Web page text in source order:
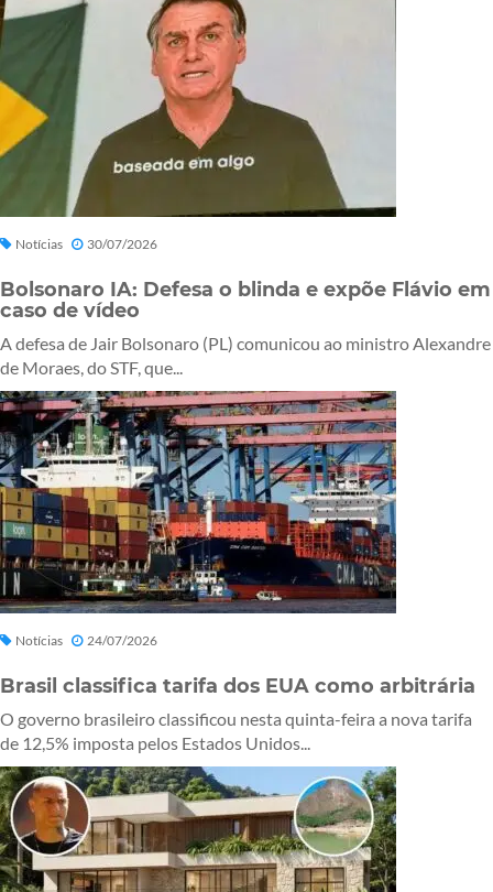
Notícias 30/07/2026
Bolsonaro IA: Defesa o blinda e expõe Flávio em
caso de vídeo
A defesa de Jair Bolsonaro (PL) comunicou ao ministro Alexandre
de Moraes, do STF, que...
Notícias 24/07/2026
Brasil classifica tarifa dos EUA como arbitrária
O governo brasileiro classificou nesta quinta-feira a nova tarifa
de 12,5% imposta pelos Estados Unidos...